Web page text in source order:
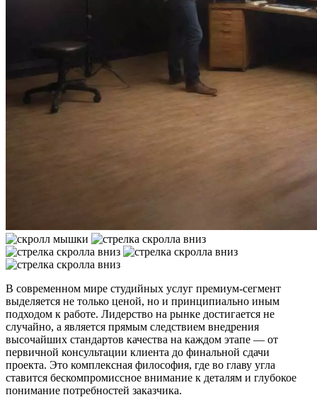
В современном мире студийных услуг премиум-сегмент
выделяется не только ценой, но и принципиально иным
подходом к работе. Лидерство на рынке достигается не
случайно, а является прямым следствием внедрения
высочайших стандартов качества на каждом этапе — от
первичной консультации клиента до финальной сдачи
проекта. Это комплексная философия, где во главу угла
ставится бескомпромиссное внимание к деталям и глубокое
понимание потребностей заказчика.